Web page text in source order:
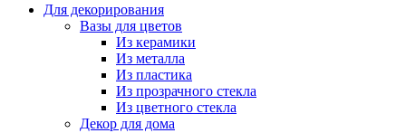
Для декорирования
Вазы для цветов
Из керамики
Из металла
Из пластика
Из прозрачного стекла
Из цветного стекла
Декор для дома